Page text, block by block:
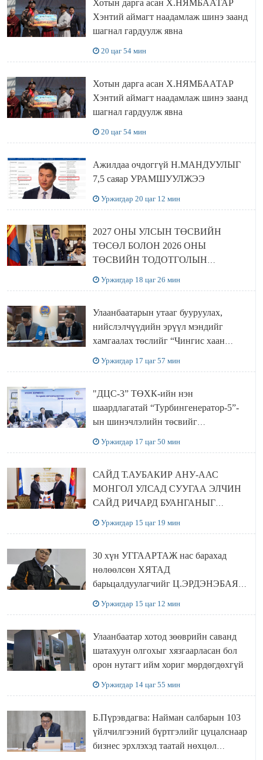
Хотын дарга асан Х.НЯМБААТАР
Хэнтий аймагт наадамлаж шинэ заанд
шагнал гардуулж явна
20 цаг 54 мин
Хотын дарга асан Х.НЯМБААТАР
Хэнтий аймагт наадамлаж шинэ заанд
шагнал гардуулж явна
20 цаг 54 мин
Ажилдаа очдоггүй Н.МАНДУУЛЫГ
7,5 саяар УРАМШУУЛЖЭЭ
Уржигдар 20 цаг 12 мин
2027 ОНЫ УЛСЫН ТӨСВИЙН
ТӨСӨЛ БОЛОН 2026 ОНЫ
ТӨСВИЙН ТОДОТГОЛЫН
Уржигдар 18 цаг 26 мин
Улаанбаатарын утааг бууруулах,
нийслэлчүүдийн эрүүл мэндийг
хамгаалах төслийг “Чингис хаан
Уржигдар 17 цаг 57 мин
"ДЦС-3” ТӨХК-ийн нэн
шаардлагатай “Турбингенератор-5”-
ын шинэчлэлийн төсвийг
Уржигдар 17 цаг 50 мин
САЙД Т.АУБАКИР АНУ-ААС
МОНГОЛ УЛСАД СУУГАА ЭЛЧИН
САЙД РИЧАРД БУАНГАНЫГ
Уржигдар 15 цаг 19 мин
30 хүн УГГААРТАЖ нас барахад
нөлөөлсөн ХЯТАД
барьцалдуулагчийг Ц.ЭРДЭНЭБАЯР
Уржигдар 15 цаг 12 мин
Улаанбаатар хотод зөөврийн саванд
шатахуун олгохыг хязгаарласан бол
орон нутагт ийм хориг мөрдөгдөхгүй
Уржигдар 14 цаг 55 мин
Б.Пүрэвдагва: Найман салбарын 103
үйлчилгээний бүртгэлийг цуцалснаар
бизнес эрхлэхэд таатай нөхцөл